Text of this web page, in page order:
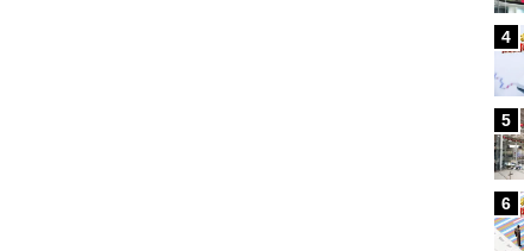
4
5
6